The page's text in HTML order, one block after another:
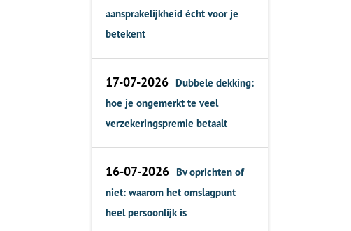
aansprakelijkheid écht voor je
betekent
17-07-2026 Dubbele dekking:
hoe je ongemerkt te veel
verzekeringspremie betaalt
16-07-2026 Bv oprichten of
niet: waarom het omslagpunt
heel persoonlijk is